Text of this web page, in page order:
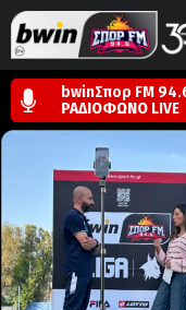
bwinΣπορ FM
ΡΑΔΙΟΦΩΝΟ LIVE